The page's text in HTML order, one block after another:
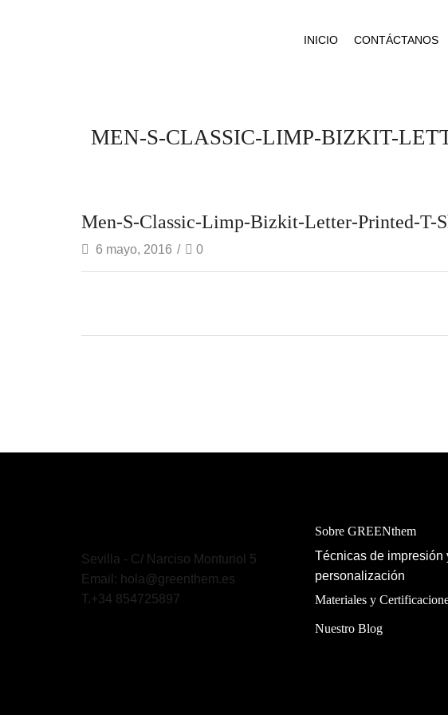
INICIO CONTÁCTANOS
MEN-S-CLASSIC-LIMP-BIZKIT-
Men-S-Classic-Limp-Bizkit-Letter-Printed-T-
6 mayo, 2016 / 0
Sevilla - C/ Narciso Monturiol 5
Email: hola@greenthem.es
T.+34 854725897
Sobre GREENthem
Técnicas de impresión
personalización
Materiales y
Nuestro Blog